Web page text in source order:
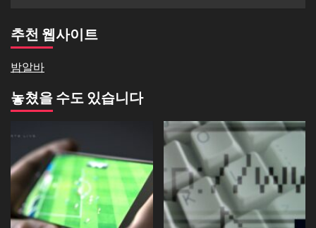
추천 웹사이트
밤알바
놓쳤을 수도 있습니다